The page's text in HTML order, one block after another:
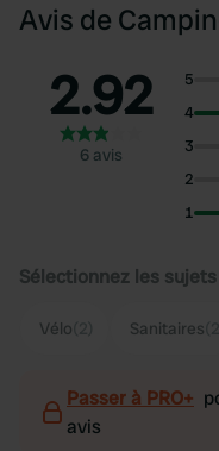
Avis de
2.92
6 avis
5
4
3
2
1
Sélectionnez les
Vélo Sanitaires
Passer à PRO+
avis